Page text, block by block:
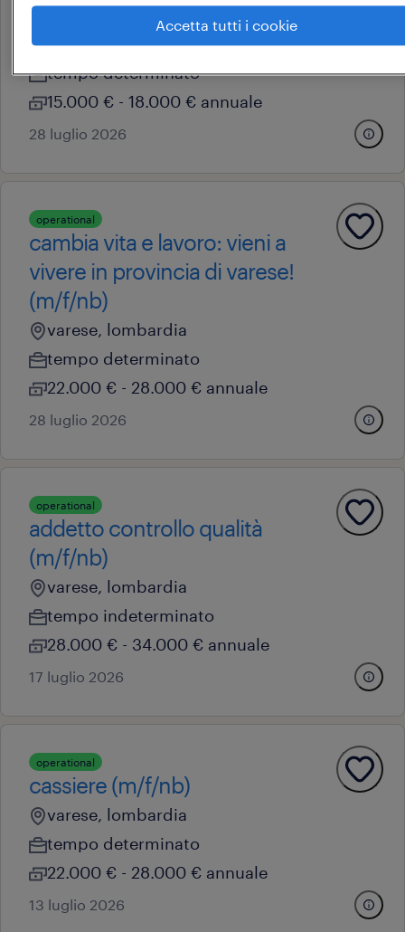
(f/m/nb)
varese, lombardia
tempo determinato
15.000 € - 18.000 € annuale
28 luglio 2026
operational
cambia vita e lavoro: vieni a
vivere in provincia di varese!
(m/f/nb)
varese, lombardia
tempo determinato
22.000 € - 28.000 € annuale
28 luglio 2026
operational
addetto controllo qualità
(m/f/nb)
varese, lombardia
tempo indeterminato
28.000 € - 34.000 € annuale
17 luglio 2026
operational
cassiere (m/f/nb)
varese, lombardia
tempo determinato
22.000 € - 28.000 € annuale
13 luglio 2026
Accetta tutti i cookie